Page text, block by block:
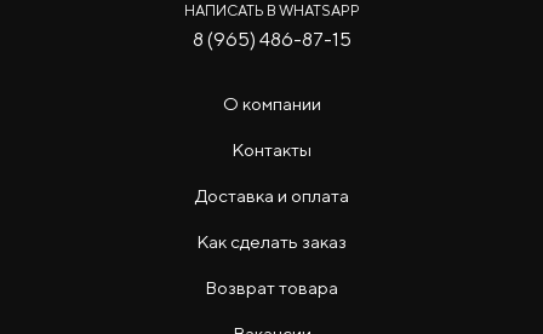
НАПИСАТЬ В WHATSAPP
8 (965) 486-87-15
О компании
Контакты
Доставка и оплата
Как сделать заказ
Возврат товара